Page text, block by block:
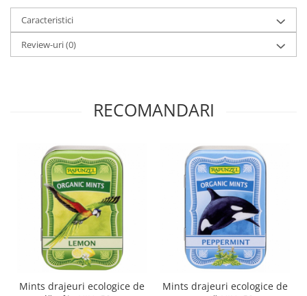
Paste bio din emmer
Paste bio din grau
Paste bio din spelta
Paste bio pentru copii
Pateu, sosuri si conserve
Conserve de peste bio
Crenvursti si pateu din carne bio
Pateu bio si creme vegetale
Sosuri bio
Produse din tomate
Ketchup bio
Caracteristici
Review-uri(0)
RECOMANDARI
Mints drajeuri ecologice de
Mints drajeuri ecologice de